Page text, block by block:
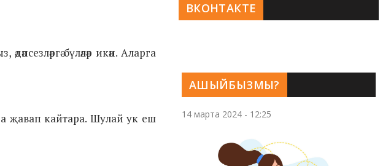
бүләләр икән. Аларга
җавап кайтара. Шулай ук еш
АШЫЙБЫЗМЫ?
14 марта 2024 - 12:25
ВКОНТАКТЕ